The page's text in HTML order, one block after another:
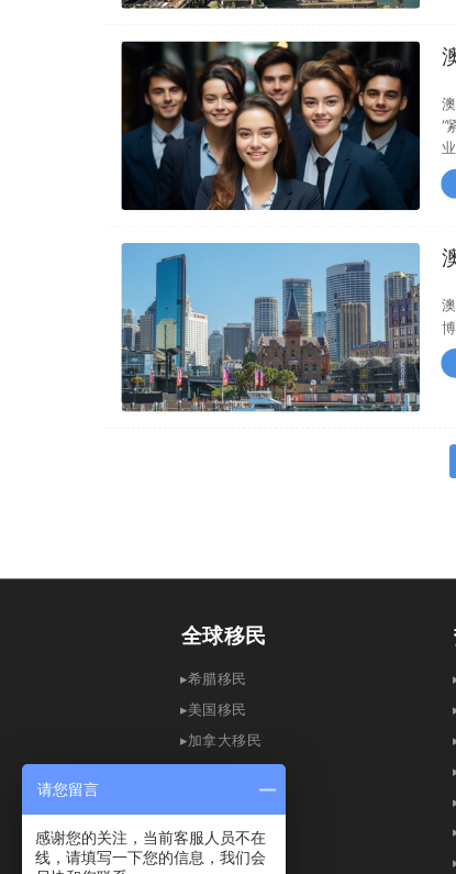
“
▸希腊移民
▸美国移民
▸加拿大移民
▸英国移民
▸爱尔兰移民
▸新加坡移民
全球移民
请您留言
感谢您的关注，当前客服人员不在
线，请填写一下您的信息，我们会